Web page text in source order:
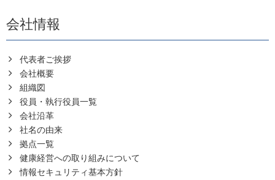
会社情報
代表者ご挨拶
会社概要
組織図
役員・執行役員一覧
会社沿革
社名の由来
拠点一覧
健康経営への取り組みについて
情報セキュリティ基本方針